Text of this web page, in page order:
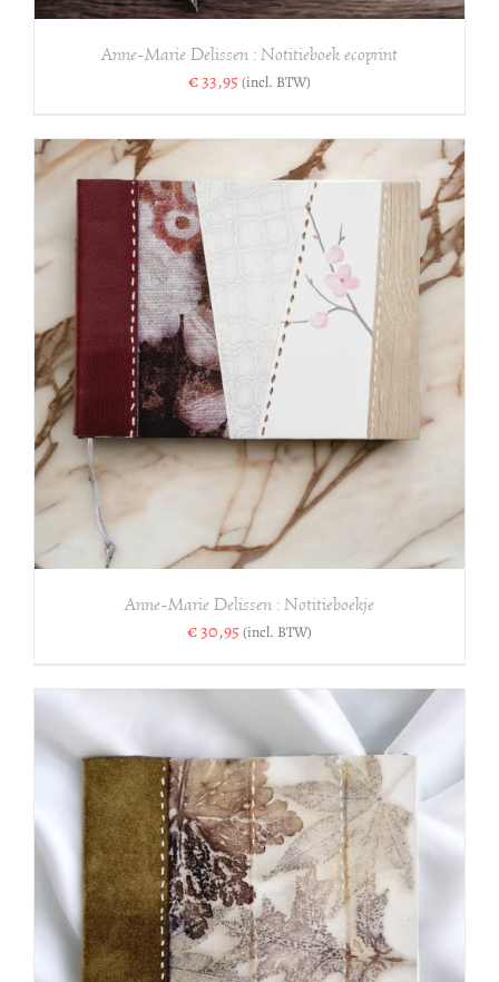
Anne-Marie Delissen : Notitieboek ecoprint
€33,95 (incl. BTW)
Anne-Marie Delissen : Notitieboekje
€30,95 (incl. BTW)